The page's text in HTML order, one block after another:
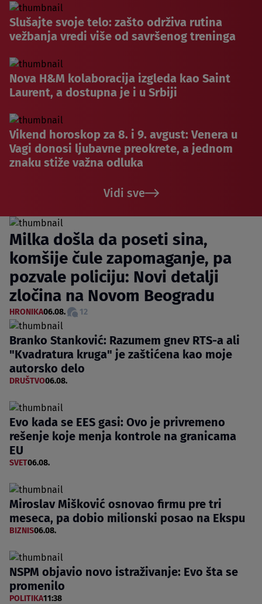
Slušajte svoje telo: zašto održiva rutina
vežbanja vredi više od savršenog treninga
Nova H&M kolaboracija izgleda kao Saint
Laurent, a dostupna je i u Srbiji
Vikend horoskop za 8. i 9. avgust: Venera u
Vagi donosi ljubavne preokrete, a jednom
znaku stiže važna odluka
Vidi sve
Milka došla da poseti sina,
komšije čule zapomaganje, pa
pozvale policiju: Novi detalji
zločina na Novom Beogradu
HRONIKA06.08. 12
Branko Stanković: Razumem gnev RTS-a ali
"Kvadratura kruga" je zaštićena kao moje
autorsko delo
DRUŠTVO06.08.
Evo kada se EES gasi: Ovo je privremeno
rešenje koje menja kontrole na granicama
EU
SVET06.08.
Miroslav Mišković osnovao firmu pre tri
meseca, pa dobio milionski posao na Ekspu
BIZNIS06.08.
NSPM objavio novo istraživanje: Evo šta se
promenilo
POLITIKA11:38